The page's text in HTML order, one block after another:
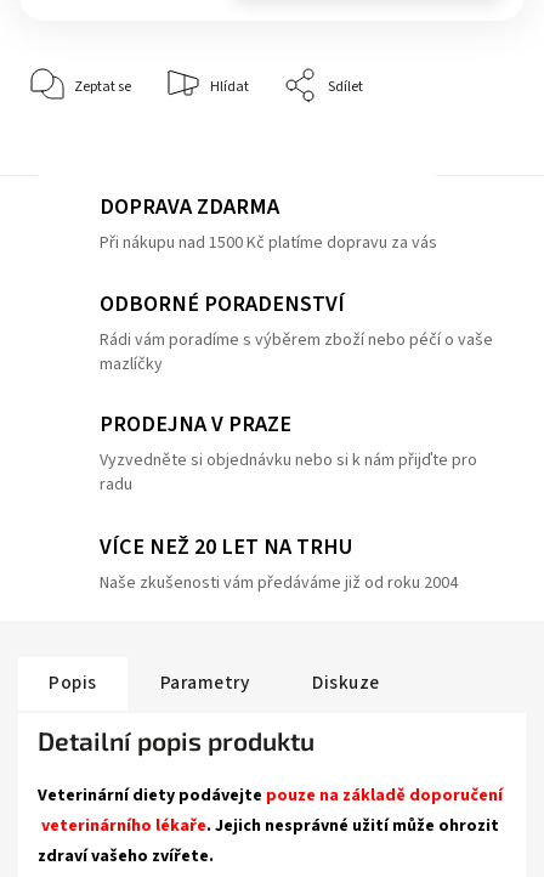
Zeptat se Hlídat Sdílet
DOPRAVA ZDARMA
Při nákupu nad 1500 Kč platíme dopravu za vás
ODBORNÉ PORADENSTVÍ
Rádi vám poradíme s výběrem zboží nebo péčí o vaše
mazlíčky
PRODEJNA V PRAZE
Vyzvedněte si objednávku nebo si k nám přijďte pro
radu
VÍCE NEŽ 20 LET NA TRHU
Naše zkušenosti vám předáváme již od roku 2004
Popis Parametry Diskuze
Detailní popis produktu
Veterinární diety podávejte pouze na základě doporučení
veterinárního lékaře. Jejich nesprávné užití může ohrozit
zdraví vašeho zvířete.